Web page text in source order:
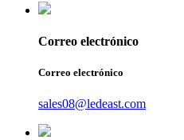
Correo electrónico
Correo electrónico
sales08@ledeast.com